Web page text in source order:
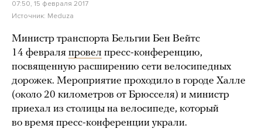
07:50, 15 февраля 2017
Источник: Meduza
Министр транспорта Бельгии Бен Вейтс
14 февраля провел пресс-конференцию,
посвященную расширению сети велосипедных
дорожек. Мероприятие проходило в городе Халле
(около 20 километров от Брюсселя) и министр
приехал из столицы на велосипеде, который
во время пресс-конференции украли.